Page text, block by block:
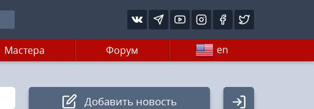
Мастера Форум en
Добавить новость